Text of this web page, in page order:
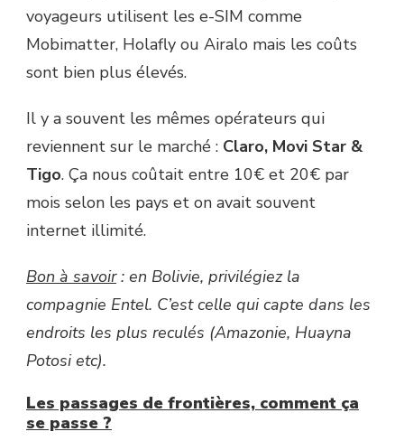
voyageurs utilisent les e-SIM comme
Mobimatter, Holafly ou Airalo mais les coûts
sont bien plus élevés.
Il y a souvent les mêmes opérateurs qui
reviennent sur le marché : Claro, Movi Star &
Tigo. Ça nous coûtait entre 10€ et 20€ par
mois selon les pays et on avait souvent
internet illimité.
Bon à savoir: en Bolivie, privilégiez la
compagnie Entel. C’est celle qui capte dans les
endroits les plus reculés (Amazonie, Huayna
Potosi etc).
Les passages de frontières, comment ça
se passe ?